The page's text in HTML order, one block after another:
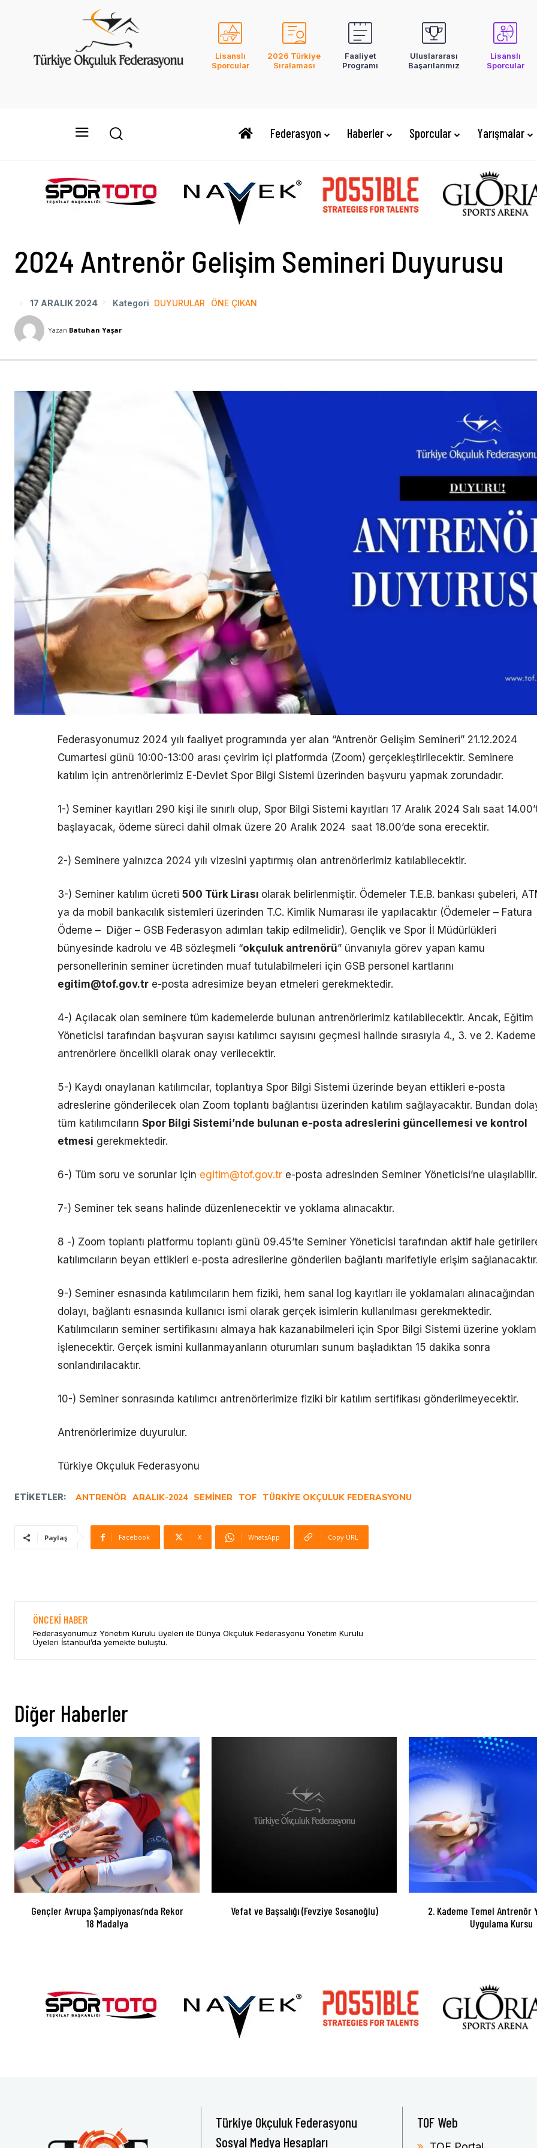
Lisanslı
Sporcular
2026 Türkiye
Sıralaması
Faaliyet
Programı
Uluslararası
Başarılarımız
Lisanslı
Sporcular
Federasyon Haberler Sporcular Yarışmalar
2024 Antrenör Gelişim Semineri Duyurusu
17 ARALIK 2024 Kategori DUYURULAR ÖNE ÇIKAN
Yazan Batuhan Yaşar
Federasyonumuz 2024 yılı faaliyet programında yer alan “Antrenör Gelişim Semineri” 21.12.2024
Cumartesi günü 10:00-13:00 arası çevirim içi platformda (Zoom) gerçekleştirilecektir. Seminere
katılım için antrenörlerimiz E-Devlet Spor Bilgi Sistemi üzerinden başvuru yapmak zorundadır.
1-) Seminer kayıtları 290 kişi ile sınırlı olup, Spor Bilgi Sistemi kayıtları 17 Aralık 2024 Salı saat
başlayacak, ödeme süreci dahil olmak üzere 20 Aralık 2024 saat 18.00’de sona erecektir.
2-) Seminere yalnızca 2024 yılı vizesini yaptırmış olan antrenörlerimiz katılabilecektir.
3-) Seminer katılım ücreti 500 Türk Lirası olarak belirlenmiştir. Ödemeler T.E.B. bankası şubeleri,
ya da mobil bankacılık sistemleri üzerinden T.C. Kimlik Numarası ile yapılacaktır (Ödemeler – Fatura
Ödeme – Diğer – GSB Federasyon adımları takip edilmelidir). Gençlik ve Spor İl Müdürlükleri
bünyesinde kadrolu ve 4B sözleşmeli “okçuluk antrenörü” ünvanıyla görev yapan kamu
personellerinin seminer ücretinden muaf tutulabilmeleri için GSB personel kartlarını
egitim@tof.gov.tr e-posta adresimize beyan etmeleri gerekmektedir.
4-) Açılacak olan seminere tüm kademelerde bulunan antrenörlerimiz katılabilecektir. Ancak, Eğitim
Yöneticisi tarafından başvuran sayısı katılımcı sayısını geçmesi halinde sırasıyla 4., 3. ve 2. Kademe
antrenörlere öncelikli olarak onay verilecektir.
5-) Kaydı onaylanan katılımcılar, toplantıya Spor Bilgi Sistemi üzerinde beyan ettikleri e-posta
adreslerine gönderilecek olan Zoom toplantı bağlantısı üzerinden katılım sağlayacaktır. Bundan
tüm katılımcıların Spor Bilgi Sistemi’nde bulunan e-posta adreslerini güncellemesi ve kontrol
etmesi gerekmektedir.
6-) Tüm soru ve sorunlar için egitim@tof.gov.tr e-posta adresinden Seminer Yöneticisi’ne ulaşılabilir.
7-) Seminer tek seans halinde düzenlenecektir ve yoklama alınacaktır.
8 -) Zoom toplantı platformu toplantı günü 09.45’te Seminer Yöneticisi tarafından aktif hale
katılımcıların beyan ettikleri e-posta adresilerine gönderilen bağlantı marifetiyle erişim sağlanacaktır.
9-) Seminer esnasında katılımcıların hem fiziki, hem sanal log kayıtları ile yoklamaları alınacağından
dolayı, bağlantı esnasında kullanıcı ismi olarak gerçek isimlerin kullanılması gerekmektedir.
Katılımcıların seminer sertifikasını almaya hak kazanabilmeleri için Spor Bilgi Sistemi üzerine
işlenecektir. Gerçek ismini kullanmayanların oturumları sunum başladıktan 15 dakika sonra
sonlandırılacaktır.
10-) Seminer sonrasında katılımcı antrenörlerimize fiziki bir katılım sertifikası gönderilmeyecektir.
Antrenörlerimize duyurulur.
Türkiye Okçuluk Federasyonu
ETIKETLER: ANTRENÖR ARALIK-2024 SEMINER TOF TÜRKIYE OKÇULUK FEDERASYONU
Paylaş Facebook X WhatsApp Copy URL
ÖNCEKI HABER
Federasyonumuz Yönetim Kurulu üyeleri ile Dünya Okçuluk Federasyonu Yönetim Kurulu
Üyeleri İstanbul’da yemekte buluştu.
Diğer Haberler
Gençler Avrupa Şampiyonası’nda Rekor
18 Madalya
Vefat ve Başsalığı (Fevziye Sosanoğlu)
2. Kademe Temel Antrenör
Uygulama Kursu
Türkiye Okçuluk Federasyonu
Sosyal Medya Hesapları
TOF Web